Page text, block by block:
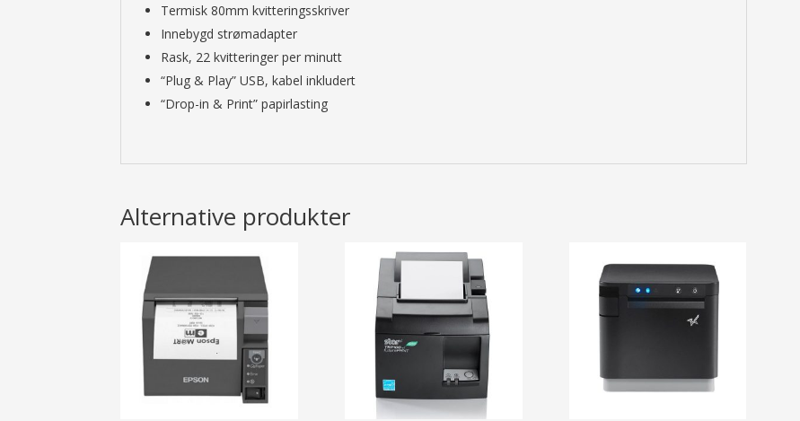
Termisk 80mm kvitteringsskriver
Innebygd strømadapter
Rask, 22 kvitteringer per minutt
“Plug & Play” USB, kabel inkludert
“Drop-in & Print” papirlasting
Alternative produkter